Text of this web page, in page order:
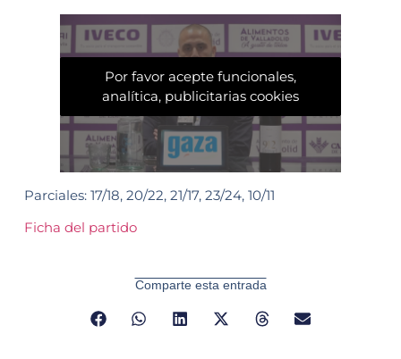
Por favor acepte funcionales,
analítica, publicitarias cookies
Parciales: 17/18, 20/22, 21/17, 23/24, 10/11
Ficha del partido
Comparte esta entrada